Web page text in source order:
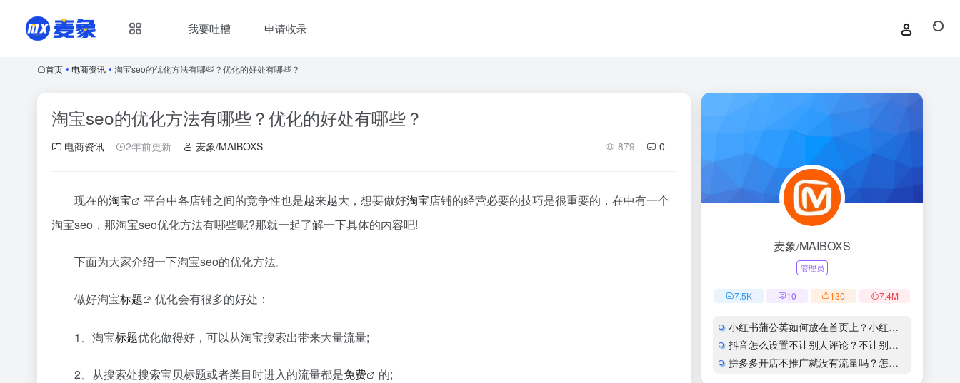
我要吐槽 申请收录
首页 • 电商资讯 • 淘宝seo的优化方法有哪些？优化的好处有哪些？
淘宝seo的优化方法有哪些？优化的好处有哪些？
电商资讯 2年前更新 麦象/MAIBOXS 879 0
现在的淘宝 平台中各店铺之间的竞争性也是越来越大，想要做好淘宝店铺的经营必要的技巧是很重要的，在中有一个
淘宝seo，那淘宝seo优化方法有哪些呢?那就一起了解一下具体的内容吧!
下面为大家介绍一下淘宝seo的优化方法。
做好淘宝标题 优化会有很多的好处：
1、淘宝标题优化做得好，可以从淘宝搜索出带来大量流量;
2、从搜索处搜索宝贝标题或者类目时进入的流量都是免费 的;
麦象/MAIBOXS
管理员
7.5K 10 130 7.4M
小红书蒲公英如何放在首页上？小红书怎么开通蒲公英合作
抖音怎么设置不让别人评论？不让别人看作品会显示什么？
拼多多开店不推广就没有流量吗？怎么运营？